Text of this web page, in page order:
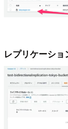
レプリケーショ